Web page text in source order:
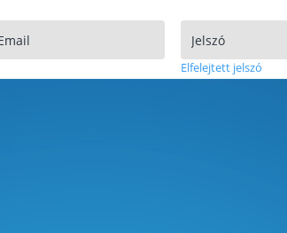
Elfelejtett jelszó